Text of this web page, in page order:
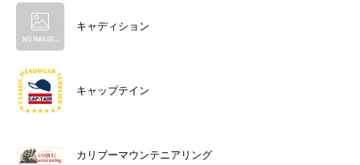
キャディション
キャップテイン
カリブーマウンテニアリング